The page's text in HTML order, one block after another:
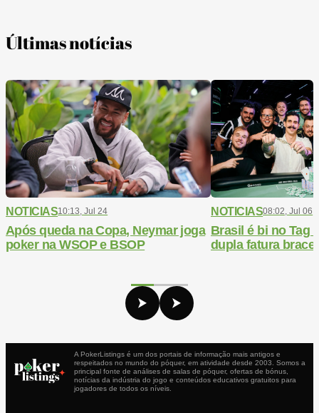
Últimas notícias
NOTICIAS10:13, Jul 24
Após queda na Copa, Neymar joga
poker na WSOP e BSOP
NOTICIAS08:02, Jul 06
Brasil é bi no Tag
dupla fatura
A PokerListings é um dos portais de informação mais antigos e
respeitados no mundo do póquer, em atividade desde 2003. Somos a
principal fonte de análises de salas de póquer, ofertas de bónus,
notícias da indústria do jogo e conteúdos educativos gratuitos para
jogadores de todos os níveis.